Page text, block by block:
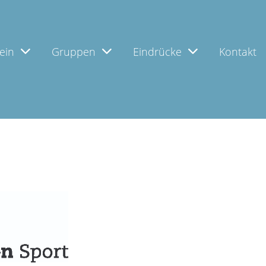
Gruppen Eindrücke Kontakt